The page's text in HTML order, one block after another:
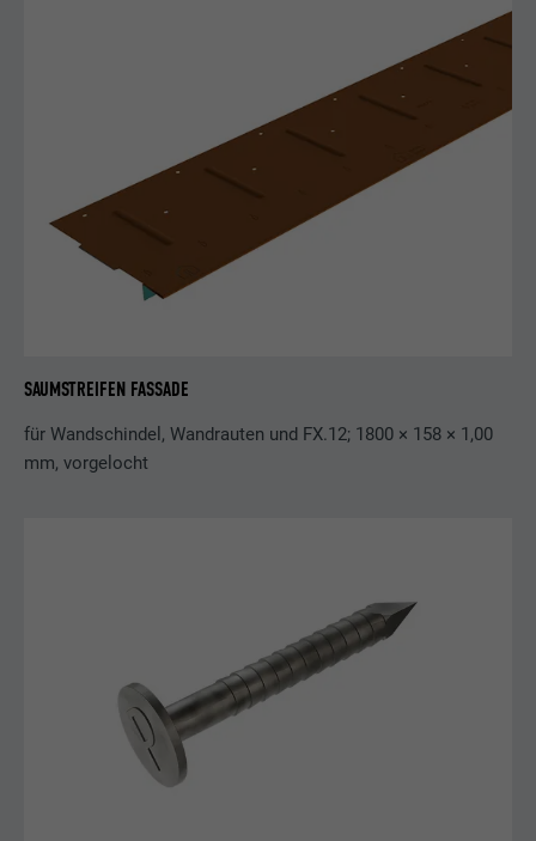
SAUMSTREIFEN FASSADE
für Wandschindel, Wandrauten und FX.12; 1800 × 158 × 1,00
mm, vorgelocht